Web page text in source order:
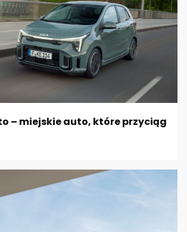
– miejskie auto, które przyciąg